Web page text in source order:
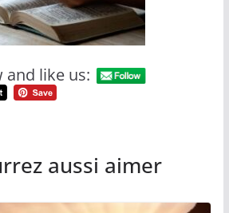
and like us:
aussi aimer